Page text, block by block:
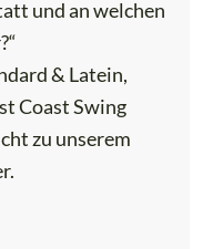
und an welchen
& Latein,
Coast Swing
zu unserem